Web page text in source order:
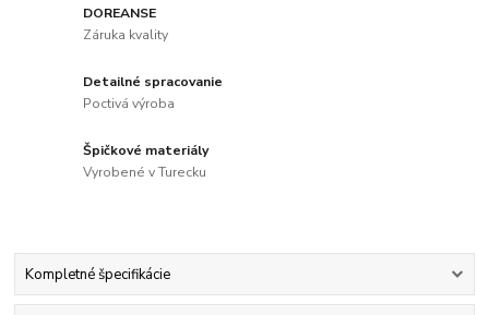
DOREANSE
Záruka kvality
Detailné spracovanie
Poctivá výroba
Špičkové materiály
Vyrobené v Turecku
Kompletné špecifikácie